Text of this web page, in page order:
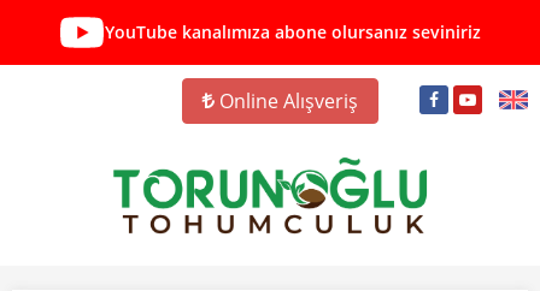
YouTube kanalımıza abone olursanız seviniriz
Online Alışveriş